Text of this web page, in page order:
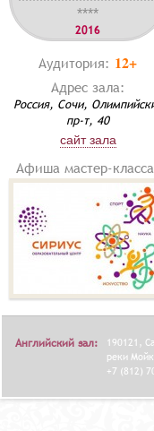
****
2016
Аудитория: 12+
Адрес зала:
Россия, Сочи,
пр-т, 40
сайт зала
Афиша мастер-
Английский зал:
190121,
реки
+7 (812)